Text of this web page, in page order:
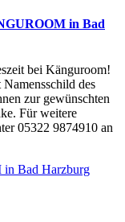
in Bad
bei Känguroom!
des
zur gewünschten
Für weitere
05322 9874910 an